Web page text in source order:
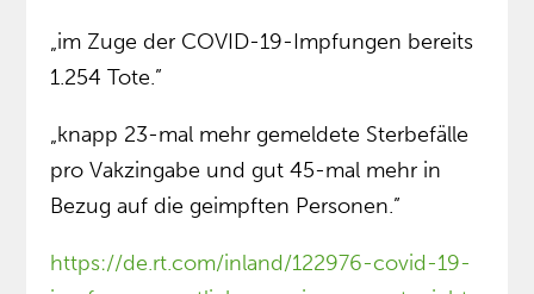
„im Zuge der COVID-19-Impfungen bereits
1.254 Tote.”
„knapp 23-mal mehr gemeldete Sterbefälle
pro Vakzingabe und gut 45-mal mehr in
Bezug auf die geimpften Personen.”
https://de.rt.com/inland/122976-covid-19-